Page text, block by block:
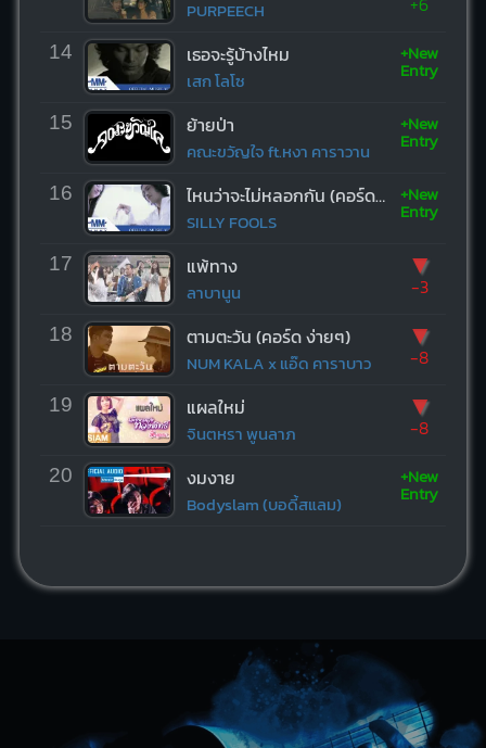
PURPEECH
14 เธอจะรู้บ้างไหม
เสก โลโซ
+New
Entry
15 ย้ายป่า
คณะขวัญใจ ft.หงา คาราวาน
+New
Entry
16 ไหนว่าจะไม่หลอกกัน (คอร์ด ง่ายๆ)
SILLY FOOLS
+New
Entry
17 แพ้ทาง
ลาบานูน
▼
-3
18 ตามตะวัน (คอร์ด ง่ายๆ)
NUM KALA x แอ๊ด คาราบาว
▼
-8
19 แผลใหม่
จินตหรา พูนลาภ
▼
-8
20 งมงาย
Bodyslam (บอดี้สแลม)
+New
Entry